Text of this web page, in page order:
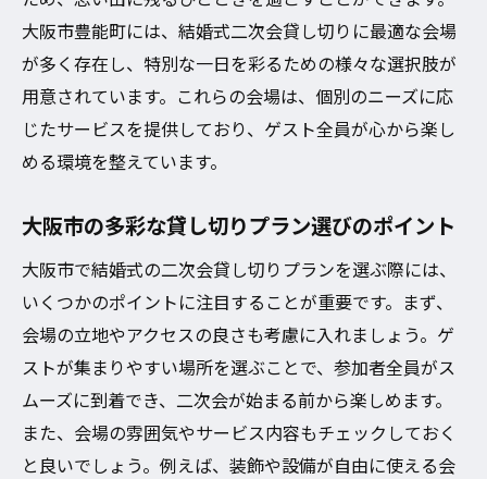
ゲストが喜ぶ貸し切り会場の選び方
特別な結婚式二次会を大阪市で実現する貸し切
りプラン
二次会を特別にする貸し切りプランの魅力
大阪市で人気の貸し切りプランを徹底解説
忘れられない二次会を演出するアイデア
れた二次会
夢の二次会を叶える貸し切りオプション
大阪市で選ぶべき貸し切りプランのポイン
ト
大阪市豊能町で叶えるプライベートな結婚式二
次会の過ごし方
大阪市豊能町には、結婚式二次会貸し切りに最適な会場
が多く存在し、特別な一日を彩るための様々な選択肢が
用意されています。これらの会場は、個別のニーズに応
じたサービスを提供しており、ゲスト全員が心から楽し
める環境を整えています。
大阪市の多彩な貸し切りプラン選びのポイント
大阪市で結婚式の二次会貸し切りプランを選ぶ際には、
いくつかのポイントに注目することが重要です。まず、
会場の立地やアクセスの良さも考慮に入れましょう。ゲ
ストが集まりやすい場所を選ぶことで、参加者全員がス
ムーズに到着でき、二次会が始まる前から楽しめます。
また、会場の雰囲気やサービス内容もチェックしておく
と良いでしょう。例えば、装飾や設備が自由に使える会